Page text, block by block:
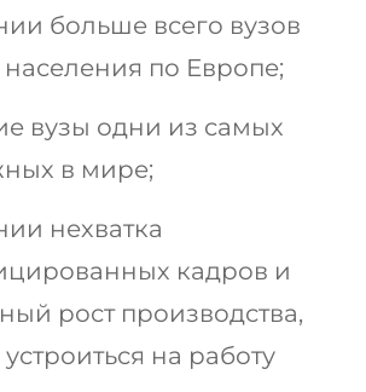
больше всего вузов
по Европе;
вузы одни из самых
в мире;
нехватка
кадров и
рост производства,
на работу